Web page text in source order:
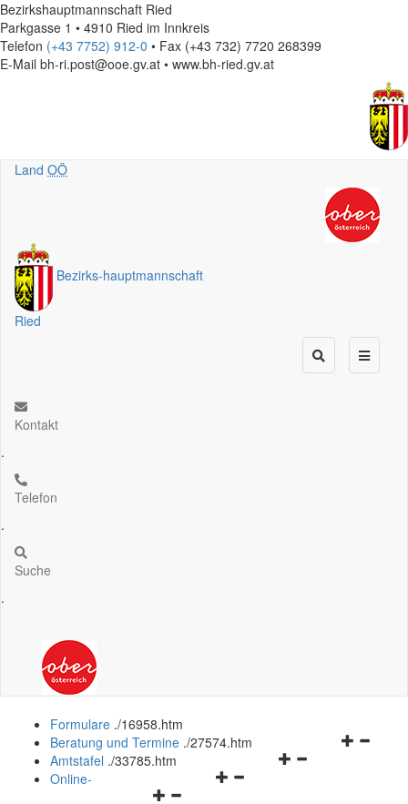
Bezirkshauptmannschaft Ried
Parkgasse 1 • 4910 Ried im Innkreis
Telefon (+43 7752) 912-0 • Fax (+43 732) 7720 268399
E-Mail bh-ri.post@ooe.gv.at • www.bh-ried.gv.at
Land OÖ
Bezirks-hauptmannschaft
Ried
Kontakt
.
Telefon
.
Suche
.
Formulare ./16958.htm
Navigationsmenü
Beratung und Termine ./27574.htm
Navigationsmenü
Amtstafel ./33785.htm
Navigationsmenü
Online-